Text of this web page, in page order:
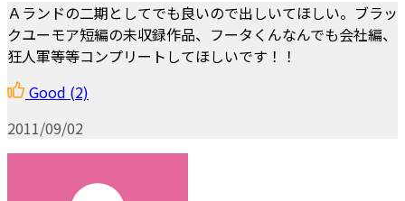
Ａランドの二期としてでも良いので出しいてほしい。ブラッ
クユーモア短編の未収録作品、フータくんなんでも会社編、
狂人軍等等コンプリートしてほしいです！！
Good (2)
2011/09/02